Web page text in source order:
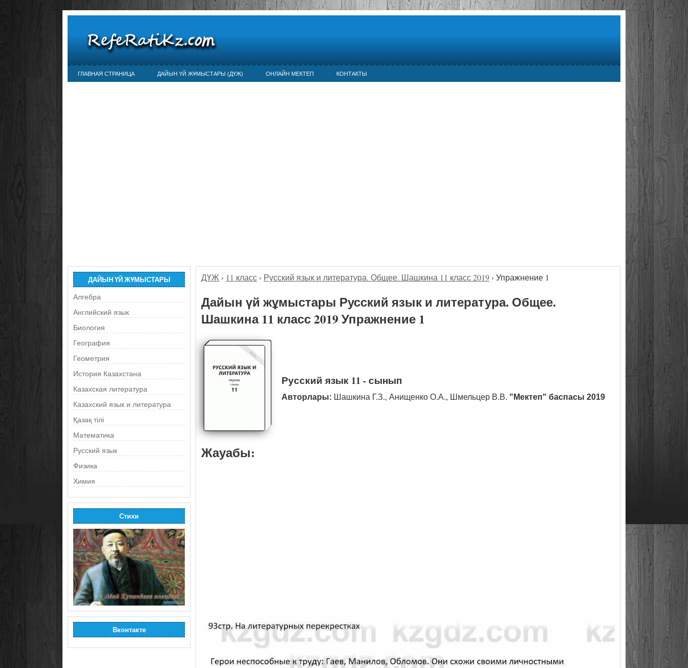
ГЛАВНАЯ СТРАНИЦА ДАЙЫН ҮЙ ЖҰМЫСТАРЫ (ДҮЖ) ОНЛАЙН МЕКТЕП КОНТАКТЫ
ДАЙЫН ҮЙ ЖҰМЫСТАРЫ
Алгебра
Английский язык
Биология
География
Геометрия
История Казахстана
Казахская литература
Казахский язык и литература
Қазақ тілі
Математика
Русский язык
Физика
Химия
Стихи
Вконтакте
ДҮЖ › 11 класс › Русский язык и литература. Общее. Шашкина 11 класс 2019 › Упражнение 1
Дайын үй жұмыстары Русский язык и литература. Общее.
Шашкина 11 класс 2019 Упражнение 1
Русский язык 11 - сынып
Авторлары: Шашкина Г.З., Анищенко О.А., Шмельцер В.В. "Мектеп" баспасы 2019
Жауабы: